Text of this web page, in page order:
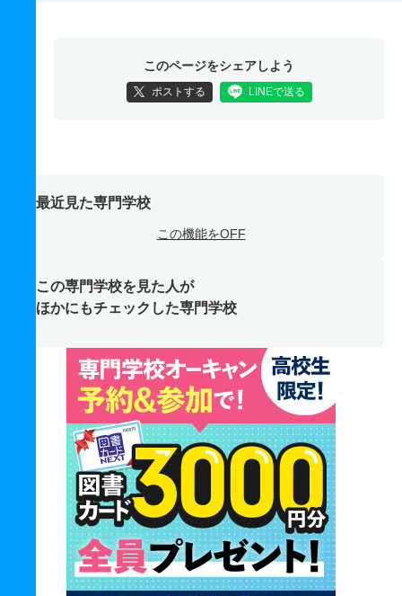
このページをシェアしよう
ポストする LINEで送る
最近見た専門学校
この機能をOFF
この専門学校を見た人が
ほかにもチェックした専門学校